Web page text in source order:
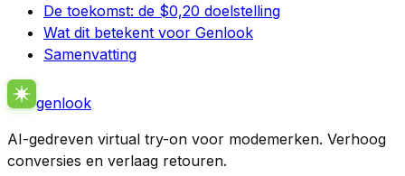
De toekomst: de $0,20 doelstelling
Wat dit betekent voor Genlook
Samenvatting
genlook
AI-gedreven virtual try-on voor modemerken. Verhoog
conversies en verlaag retouren.